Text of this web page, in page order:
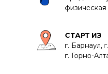
физическая
СТАРТ ИЗ
г. Барнаул,
г. Горно-